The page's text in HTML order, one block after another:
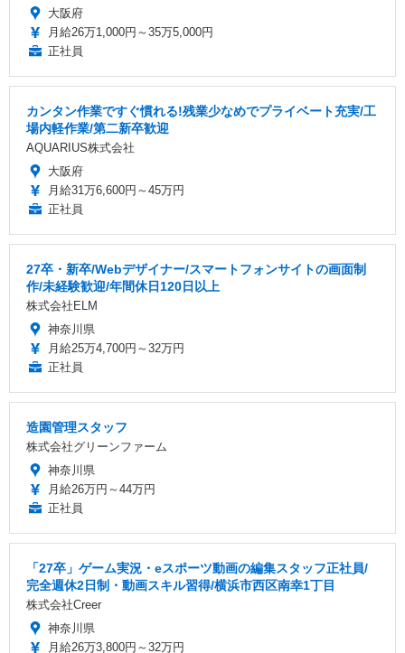
大阪府
月給26万1,000円～35万5,000円
正社員
カンタン作業ですぐ慣れる!残業少なめでプライベート充実/工
場内軽作業/第二新卒歓迎
AQUARIUS株式会社
大阪府
月給31万6,600円～45万円
正社員
27卒・新卒/Webデザイナー/スマートフォンサイトの画面制
作/未経験歓迎/年間休日120日以上
株式会社ELM
神奈川県
月給25万4,700円～32万円
正社員
造園管理スタッフ
株式会社グリーンファーム
神奈川県
月給26万円～44万円
正社員
「27卒」ゲーム実況・eスポーツ動画の編集スタッフ正社員/
完全週休2日制・動画スキル習得/横浜市西区南幸1丁目
株式会社Creer
神奈川県
月給26万3,800円～32万円